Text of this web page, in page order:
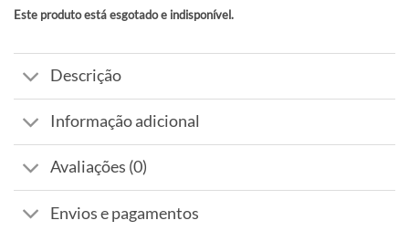
Este produto está esgotado e indisponível.
Alternative:
Descrição
Informação adicional
Avaliações (0)
Envios e pagamentos